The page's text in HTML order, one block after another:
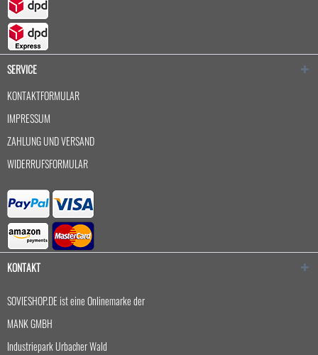
SERVICE
KONTAKTFORMULAR
IMPRESSUM
ZAHLUNG UND VERSAND
WIDERRUFSFORMULAR
KONTAKT
SOVIESHOP.DE ist eine Onlinemarke der
MANK GMBH
Industriepark Urbacher Wald